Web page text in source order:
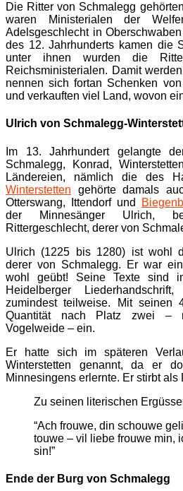
Die Ritter von Schmalegg
waren Ministerialen der
Adelsgeschlecht in
des 12. Jahrhunderts kamen die
unter ihnen wurden die
Reichsministerialen. Damit
nennen sich fortan Schenken
und verkauften viel Land, wovon
Ulrich von Schmalegg-
Im 13. Jahrhundert gelangte
Schmalegg, Konrad,
Ländereien, nämlich die des
Winterstetten gehörte damals
Otterswang, Ittendorf und
der Minnesänger Ulrich,
Rittergeschlecht, derer von
Ulrich (1225 bis 1280) ist wohl
derer von Schmalegg. Er war
wohl geübt! Seine Texte sind
Heidelberger
zumindest teilweise. Mit seinen
Quantität nach Platz zwei –
Vogelweide – ein.
Er hatte sich im späteren
Winterstetten genannt, da er
Minnesingens erlernte. Er stirbt als
Zu seinen literischen
“Ach frouwe, din schouwe
touwe – vil liebe frouwe min,
sin!”
Ende der Burg von Schmalegg